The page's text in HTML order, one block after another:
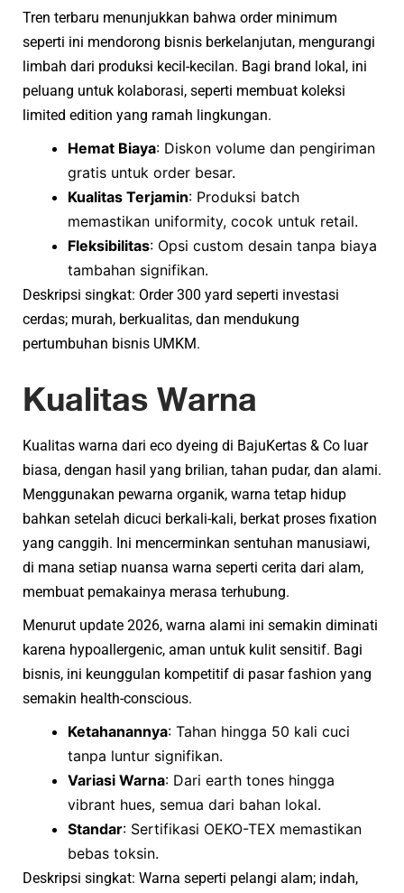
Tren terbaru menunjukkan bahwa order minimum
seperti ini mendorong bisnis berkelanjutan, mengurangi
limbah dari produksi kecil-kecilan. Bagi brand lokal, ini
peluang untuk kolaborasi, seperti membuat koleksi
limited edition yang ramah lingkungan.
Hemat Biaya: Diskon volume dan pengiriman
gratis untuk order besar.
Kualitas Terjamin: Produksi batch
memastikan uniformity, cocok untuk retail.
Fleksibilitas: Opsi custom desain tanpa biaya
tambahan signifikan.
Deskripsi singkat: Order 300 yard seperti investasi
cerdas; murah, berkualitas, dan mendukung
pertumbuhan bisnis UMKM.
Kualitas Warna
Kualitas warna dari eco dyeing di BajuKertas & Co luar
biasa, dengan hasil yang brilian, tahan pudar, dan alami.
Menggunakan pewarna organik, warna tetap hidup
bahkan setelah dicuci berkali-kali, berkat proses fixation
yang canggih. Ini mencerminkan sentuhan manusiawi,
di mana setiap nuansa warna seperti cerita dari alam,
membuat pemakainya merasa terhubung.
Menurut update 2026, warna alami ini semakin diminati
karena hypoallergenic, aman untuk kulit sensitif. Bagi
bisnis, ini keunggulan kompetitif di pasar fashion yang
semakin health-conscious.
Ketahanannya: Tahan hingga 50 kali cuci
tanpa luntur signifikan.
Variasi Warna: Dari earth tones hingga
vibrant hues, semua dari bahan lokal.
Standar: Sertifikasi OEKO-TEX memastikan
bebas toksin.
Deskripsi singkat: Warna seperti pelangi alam; indah,